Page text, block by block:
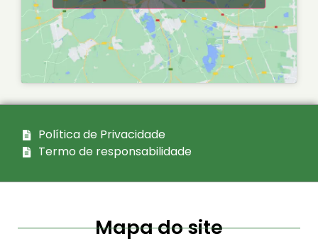
Política de Privacidade
Termo de responsabilidade
Mapa do site